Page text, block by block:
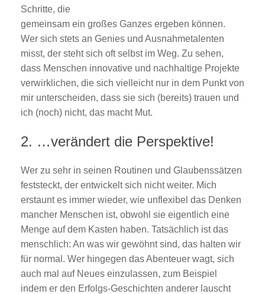
Schritte, die
gemeinsam ein großes Ganzes ergeben können.
Wer sich stets an Genies und Ausnahmetalenten
misst, der steht sich oft selbst im Weg. Zu sehen,
dass Menschen innovative und nachhaltige Projekte
verwirklichen, die sich vielleicht nur in dem Punkt von
mir unterscheiden, dass sie sich (bereits) trauen und
ich (noch) nicht, das macht Mut.
2. …verändert die Perspektive!
Wer zu sehr in seinen Routinen und Glaubenssätzen
feststeckt, der entwickelt sich nicht weiter. Mich
erstaunt es immer wieder, wie unflexibel das Denken
mancher Menschen ist, obwohl sie eigentlich eine
Menge auf dem Kasten haben. Tatsächlich ist das
menschlich: An was wir gewöhnt sind, das halten wir
für normal. Wer hingegen das Abenteuer wagt, sich
auch mal auf Neues einzulassen, zum Beispiel
indem er den Erfolgs-Geschichten anderer lauscht